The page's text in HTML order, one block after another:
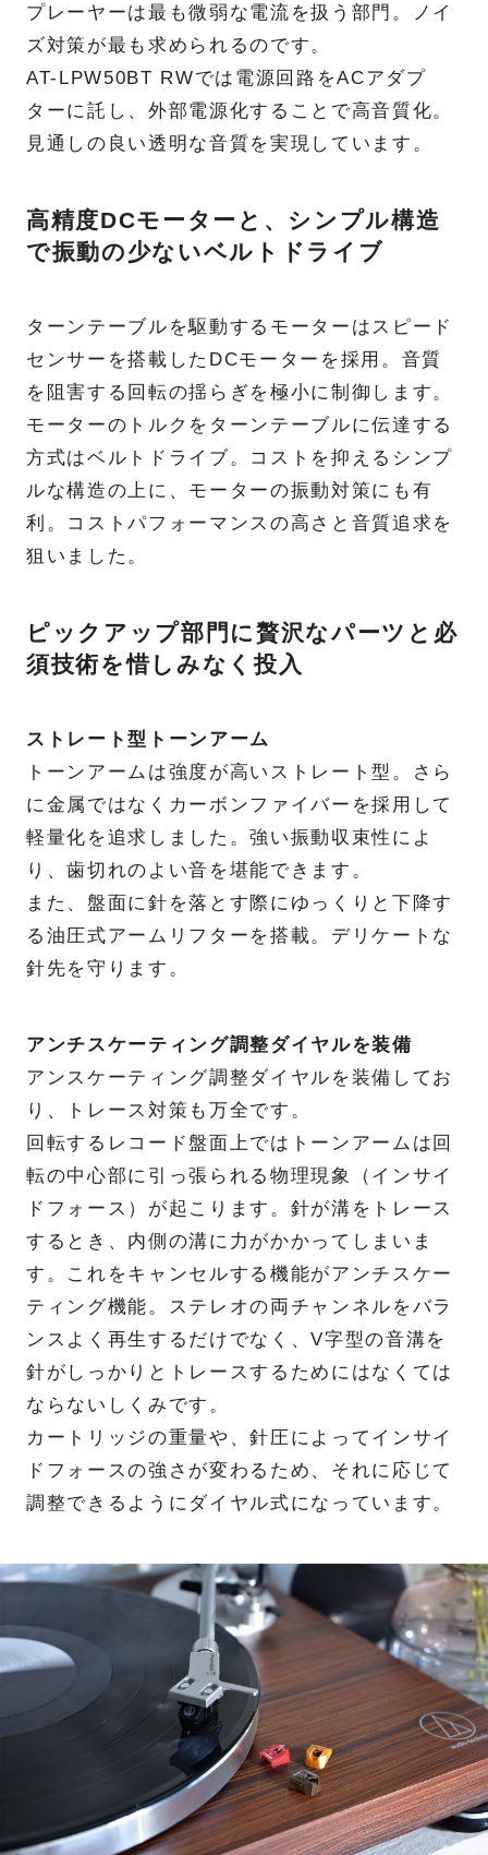
プレーヤーは最も微弱な電流を扱う部門。ノイ
ズ対策が最も求められるのです。
AT-LPW50BT RWでは電源回路をACアダプ
ターに託し、外部電源化することで高音質化。
見通しの良い透明な音質を実現しています。
高精度DCモーターと、シンプル構造
で振動の少ないベルトドライブ
ターンテーブルを駆動するモーターはスピード
センサーを搭載したDCモーターを採用。音質
を阻害する回転の揺らぎを極小に制御します。
モーターのトルクをターンテーブルに伝達する
方式はベルトドライブ。コストを抑えるシンプ
ルな構造の上に、モーターの振動対策にも有
利。コストパフォーマンスの高さと音質追求を
狙いました。
ピックアップ部門に贅沢なパーツと必
須技術を惜しみなく投入
ストレート型トーンアーム
トーンアームは強度が高いストレート型。さら
に金属ではなくカーボンファイバーを採用して
軽量化を追求しました。強い振動収束性によ
り、歯切れのよい音を堪能できます。
また、盤面に針を落とす際にゆっくりと下降す
る油圧式アームリフターを搭載。デリケートな
針先を守ります。
アンチスケーティング調整ダイヤルを装備
アンスケーティング調整ダイヤルを装備してお
り、トレース対策も万全です。
回転するレコード盤面上ではトーンアームは回
転の中心部に引っ張られる物理現象（インサイ
ドフォース）が起こります。針が溝をトレース
するとき、内側の溝に力がかかってしまいま
す。これをキャンセルする機能がアンチスケー
ティング機能。ステレオの両チャンネルをバラ
ンスよく再生するだけでなく、V字型の音溝を
針がしっかりとトレースするためにはなくては
ならないしくみです。
カートリッジの重量や、針圧によってインサイ
ドフォースの強さが変わるため、それに応じて
調整できるようにダイヤル式になっています。